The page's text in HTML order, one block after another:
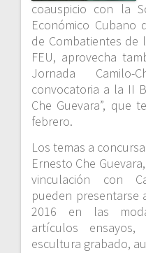
coauspicio con la
Económico Cubano
de Combatientes de
FEU, aprovecha
Jornada
convocatoria a la II
Che Guevara”, que
febrero.
Los temas a
Ernesto Che
vinculación con
pueden presentarse
2016 en las
artículos ensayos,
escultura grabado,